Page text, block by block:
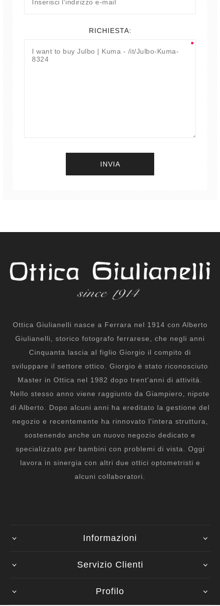
RICHIESTA:
Ottica Giulianelli nasce a Ferrara nel 1914 con Alberto
Giulianelli, storico fotografo ferrarese, che negli anni
Cinquanta lascia al figlio Giorgio il compito di
sviluppare il settore ottico. Giorgio è stato riconosciuto
Master in Ottica nel 1982 dopo trent'anni di attività.
Nello stesso anno viene raggiunto da Giampiero, nipote
di Alberto. Dopo alcuni anni ha ereditato la gestione del
negozio e recentemente ha rinnovato l'intera struttura,
sostenendo anche un nuovo negozio dedicato e
specializzato per bambini con problemi di vista. Oggi
lavora in sinergia con altri due ottici optometristi e
alcuni collaboratori.
Informazioni
Servizio Clienti
Profilo